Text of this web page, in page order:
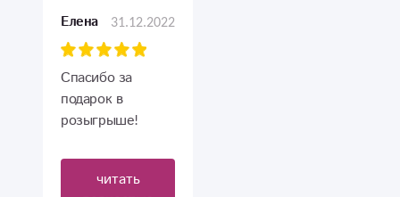
ооочень красиво.
Все остались в
восторге от такой
красоты ? Мое
желание
выделиться
100%. Если хотите
, чтобы букет
Елена 31.12.2022
Спасибо за
подарок в
розыгрыше!
дочь довольна, у
неё сегодня день
читать